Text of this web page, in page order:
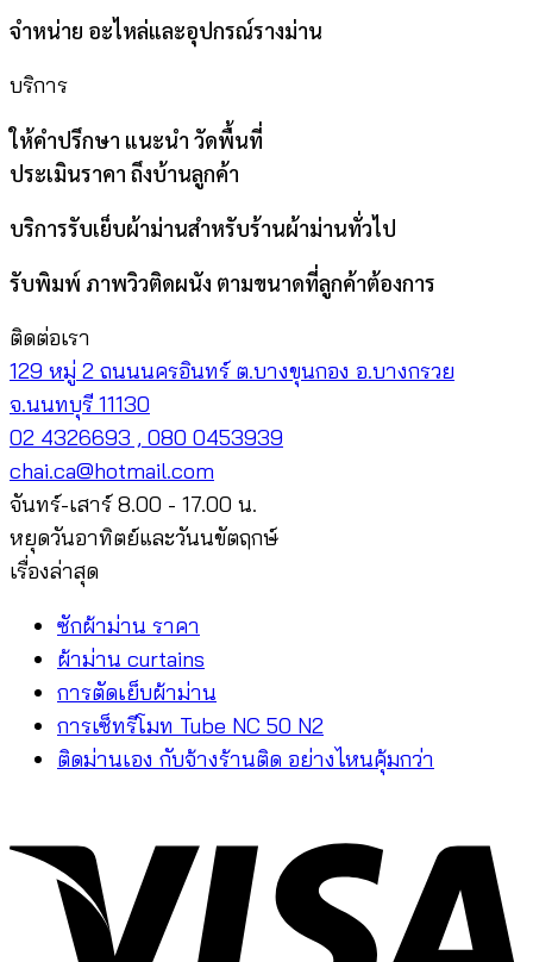
จำหน่าย อะไหล่และอุปกรณ์รางม่าน
บริการ
ให้คำปรึกษา แนะนำ วัดพื้นที่
ประเมินราคา ถึงบ้านลูกค้า
บริการรับเย็บผ้าม่านสำหรับร้านผ้าม่านทั่วไป
รับพิมพ์ ภาพวิวติดผนัง ตามขนาดที่ลูกค้าต้องการ
ติดต่อเรา
129 หมู่ 2 ถนนนครอินทร์ ต.บางขุนกอง อ.บางกรวย
จ.นนทบุรี 11130
02 4326693 , 080 0453939
chai.ca@hotmail.com
จันทร์-เสาร์ 8.00 - 17.00 น.
หยุดวันอาทิตย์และวันนขัตฤกษ์
เรื่องล่าสุด
ซักผ้าม่าน ราคา
ผ้าม่าน curtains
การตัดเย็บผ้าม่าน
การเซ็ทรีโมท Tube NC 50 N2
ติดม่านเอง กับจ้างร้านติด อย่างไหนคุ้มกว่า